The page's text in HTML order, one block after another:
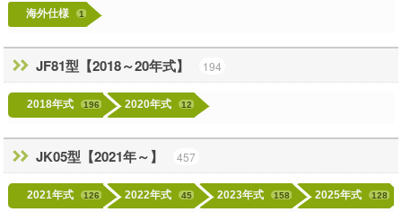
海外仕様 1
JF81型【2018～20年式】 194
2018年式 196 2020年式 12
JK05型【2021年～】 457
2021年式 126 2022年式 45 2023年式 158 2025年式 128